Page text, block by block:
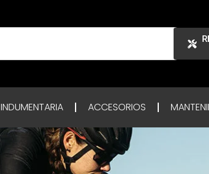
INDUMENTARIA ACCESORIOS